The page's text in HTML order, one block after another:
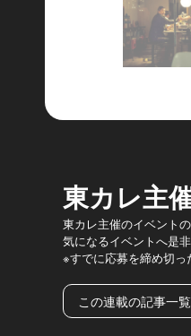
東カレ主
東カレ主催のイベント
気になるイベントへ是
※すでに応募を締め切っ
この連載の記事一覧